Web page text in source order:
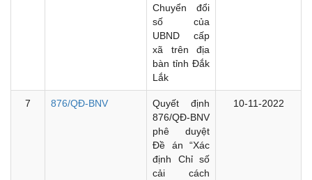
Chuyển đổi
số của
UBND cấp
xã trên địa
bàn tỉnh Đắk
Lắk
7 876/QĐ-BNV
Quyết định
876/QĐ-BNV
phê duyệt
Đề án “Xác
định Chỉ số
cải cách
10-11-2022